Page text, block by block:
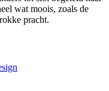
wat moois, zoals de
pracht.